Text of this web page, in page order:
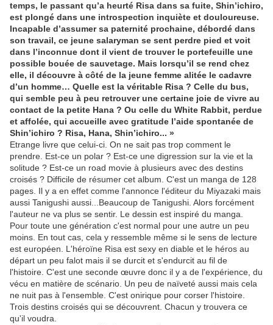
temps, le passant qu’a heurté Risa dans sa fuite, Shin’ichiro,
est plongé dans une introspection inquiète et douloureuse.
Incapable d’assumer sa paternité prochaine, débordé dans
son travail, ce jeune salaryman se sent perdre pied et voit
dans l’inconnue dont il vient de trouver le portefeuille une
possible bouée de sauvetage. Mais lorsqu’il se rend chez
elle, il découvre à côté de la jeune femme alitée le cadavre
d’un homme… Quelle est la véritable Risa ? Celle du bus,
qui semble peu à peu retrouver une certaine joie de vivre au
contact de la petite Hana ? Ou celle du White Rabbit, perdue
et affolée, qui accueille avec gratitude l’aide spontanée de
Shin’ichiro ? Risa, Hana, Shin’ichiro... »
Etrange livre que celui-ci. On ne sait pas trop comment le
prendre. Est-ce un polar ? Est-ce une digression sur la vie et la
solitude ? Est-ce un road movie à plusieurs avec des destins
croisés ? Difficile de résumer cet album. C'est un manga de 128
pages. Il y a en effet comme l'annonce l'éditeur du Miyazaki mais
aussi Tanigushi aussi...Beaucoup de Tanigushi. Alors forcément
l'auteur ne va plus se sentir. Le dessin est inspiré du manga.
Pour toute une génération c'est normal pour une autre un peu
moins. En tout cas, cela y ressemble même si le sens de lecture
est européen. L'héroïne Risa est sexy en diable et le héros au
départ un peu falot mais il se durcit et s'endurcit au fil de
l'histoire. C'est une seconde œuvre donc il y a de l'expérience, du
vécu en matière de scénario. Un peu de naïveté aussi mais cela
ne nuit pas à l'ensemble. C'est onirique pour corser l'histoire.
Trois destins croisés qui se découvrent. Chacun y trouvera ce
qu'il voudra.